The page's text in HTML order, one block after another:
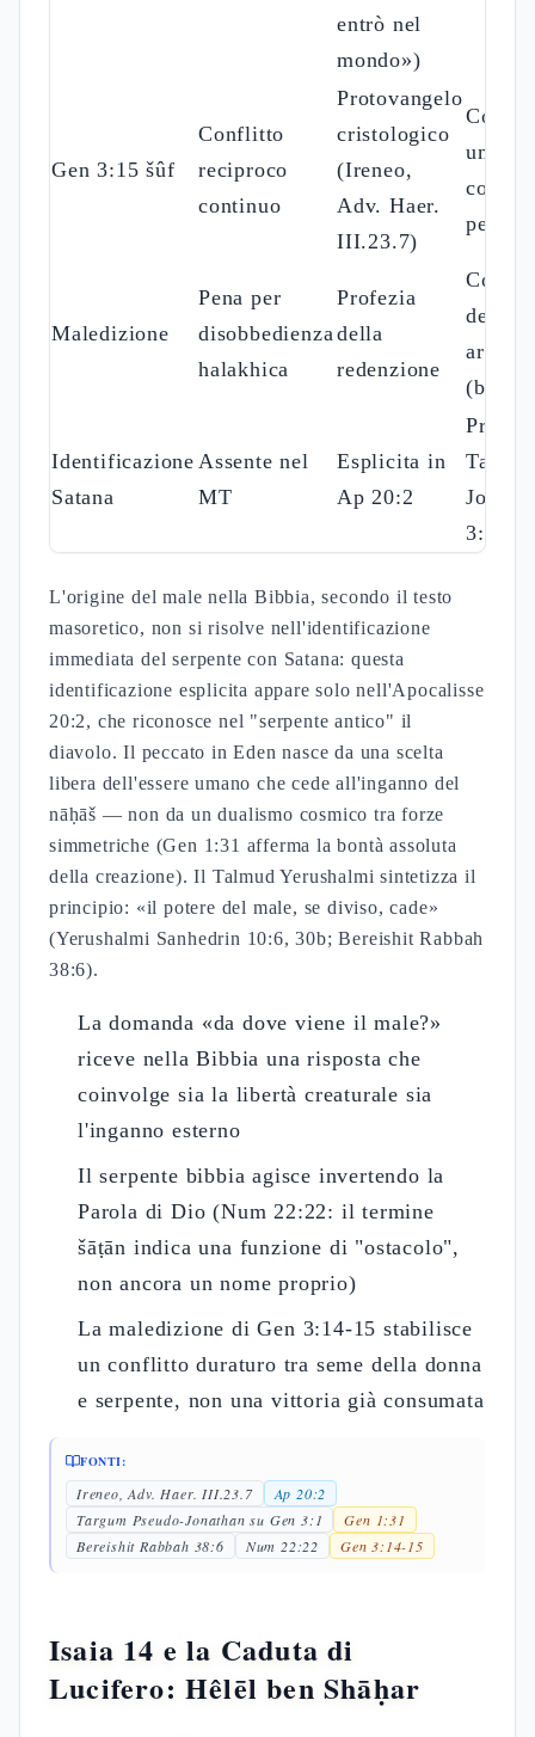
entrò nel
mondo»)
Gen 3:15 šûf
Conflitto
reciproco
continuo
Protovangelo
cristologico
(Ireneo,
Adv. Haer.
III.23.7)
come
Maledizione
Pena per
disobbedienza
halakhica
Profezia
della
redenzione
del
Identificazione
Satana
Assente nel
MT
Esplicita in
Ap 20:2
3:1
L'origine del male nella Bibbia, secondo il testo
masoretico, non si risolve nell'identificazione
immediata del serpente con Satana: questa
identificazione esplicita appare solo nell'Apocalisse
20:2, che riconosce nel "serpente antico" il
diavolo. Il peccato in Eden nasce da una scelta
libera dell'essere umano che cede all'inganno del
nāḥāš — non da un dualismo cosmico tra forze
simmetriche (Gen 1:31 afferma la bontà assoluta
della creazione). Il Talmud Yerushalmi sintetizza il
principio: «il potere del male, se diviso, cade»
(Yerushalmi Sanhedrin 10:6, 30b; Bereishit Rabbah
38:6).
La domanda «da dove viene il male?»
riceve nella Bibbia una risposta che
coinvolge sia la libertà creaturale sia
l'inganno esterno
Il serpente bibbia agisce invertendo la
Parola di Dio (Num 22:22: il termine
šāṭān indica una funzione di "ostacolo",
non ancora un nome proprio)
La maledizione di Gen 3:14-15 stabilisce
un conflitto duraturo tra seme della donna
e serpente, non una vittoria già consumata
FONTI:
Ireneo, Adv. Haer. III.23.7
Ap 20:2
Targum Pseudo-Jonathan su Gen 3:1
Gen 1:31
Bereishit Rabbah 38:6
Num 22:22 Gen 3:14-15
Isaia 14 e la Caduta di
Lucifero: Hêlēl ben Shāḥar